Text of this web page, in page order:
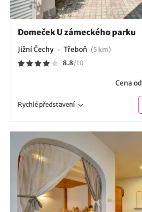
Domeček U zámeckého parku
Jižní Čechy Třeboň (5 km)
8.8/10
Cena od
Rychlépředstavení